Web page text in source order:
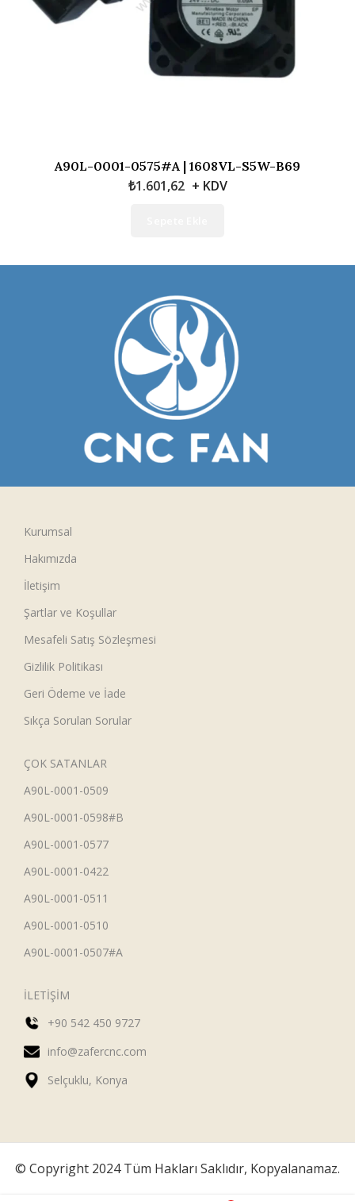
A90L-0001-0575#A | 1608VL-S5W-B69
₺1.601,62 + KDV
Kurumsal
Hakımızda
İletişim
Şartlar ve Koşullar
Mesafeli Satış Sözleşmesi
Gizlilik Politikası
Geri Ödeme ve İade
Sıkça Sorulan Sorular
ÇOK SATANLAR
A90L-0001-0509
A90L-0001-0598#B
A90L-0001-0577
A90L-0001-0422
A90L-0001-0511
A90L-0001-0510
A90L-0001-0507#A
İLETİŞİM
+90 542 450 9727
info@zafercnc.com
Selçuklu, Konya
© Copyright 2024 Tüm Hakları Saklıdır, Kopyalanamaz.